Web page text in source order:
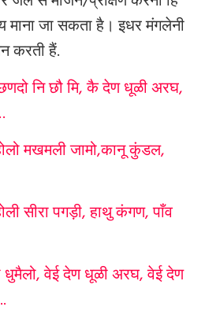
माना जा सकता है। इधर मंगलेनी
करती हैं.
नि छौ मि, कै देण धूळी अरघ,
मखमली जामो,कानू कुंडल,
सीरा पगड़ी, हाथु कंगण, पाँव
धुमैलो, वेई देण धूळी अरघ, वेई देण